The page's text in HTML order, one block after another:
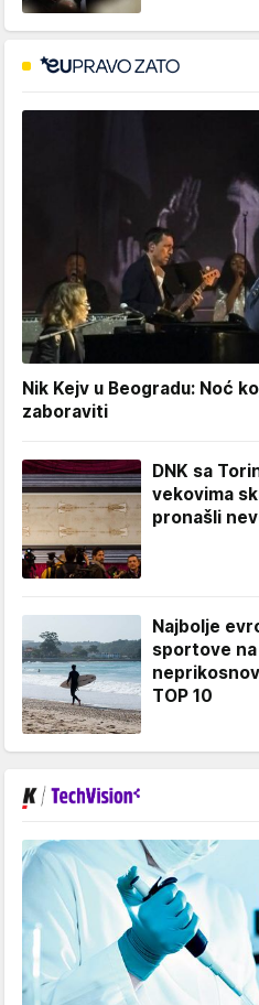
Nik Kejv u Beogradu: Noć
zaboraviti
DNK sa
vekovima
pronašli
Najbolje
sportove
TOP 10